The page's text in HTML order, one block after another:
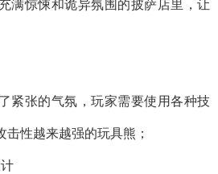
满惊悚和诡异氛围的披萨店里，让
紧张的气氛，玩家需要使用各种技
性越来越强的玩具熊；